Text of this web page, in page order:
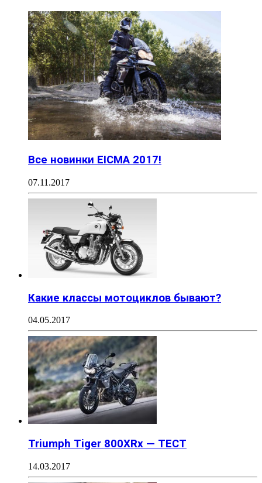
Все новинки EICMA 2017!
07.11.2017
Какие классы мотоциклов бывают?
04.05.2017
Triumph Tiger 800XRx — ТЕСТ
14.03.2017